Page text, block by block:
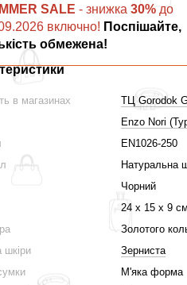
SALE - знижка 30% до
включно! Поспішайте,
обмежена!
в магазинах
ТЦ Gorodok
Enzo Nori
EN1026-250
Натуральна
Чорний
24 х 15 х 9 см
Золотого
шкіри
Зерниста
М'яка форма